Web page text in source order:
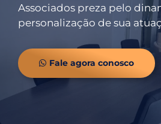
Associados preza pelo
personalização de sua
Fale agora conosco